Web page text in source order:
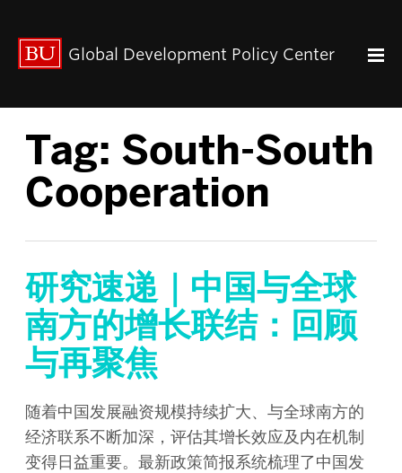
关于我们
联系我们
Paul Streeten 讲座
中心架构
数据资源
全球经济治理
中心团队
中心领导
研究团队
Global Development Policy Center
Tag: South-South
Cooperation
研究速递｜中国与全球
南方的增长联结：回顾
与再聚焦
随着中国发展融资规模持续扩大、与全球南方的
经济联系不断加深，评估其增长效应及内在机制
变得日益重要。最新政策简报系统梳理了中国发